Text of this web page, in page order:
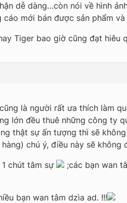
dễ dàng…còn nói về hình
cáo mới bán được sản phẩm
Tiger bao giờ cũng đạt hiêu
là người rất ưa thích làm
lớn đều thuê những công ty
thật sự ấn tượng thì sẽ
chú ý, điều này sẽ
chút tâm sự
;các bạn wan
bạn wan tâm dzìa ad. !!!